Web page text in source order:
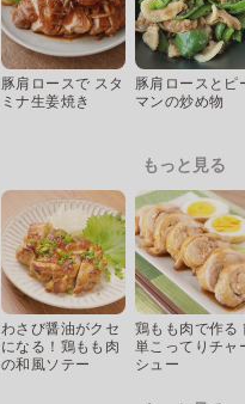
豚肩ロースで スタ
ミナ生姜焼き
豚肩ロースとピ
マンの炒め物
もっと見る
わさび醤油がクセ
になる！鶏もも肉
の和風ソテー
鶏もも肉で作る
単こってりチャ
シュー